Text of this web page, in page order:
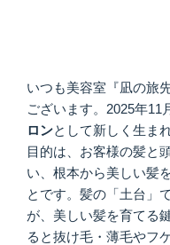
いつも美容室『凪の旅
ございます。2025年11
ロンとして新しく生ま
目的は、お客様の髪と
い、根本から美しい髪
とです。髪の「土台」
が、美しい髪を育てる
ると抜け毛・薄毛やフ